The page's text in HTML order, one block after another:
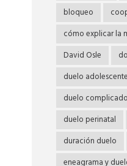
bloqueo
cómo explicar la
David Osle
duelo adolescente
duelo complicado
duelo perinatal
duración duelo
eneagrama y